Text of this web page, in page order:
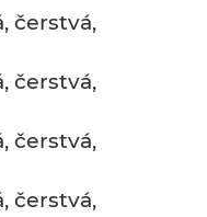
čerstvá,
čerstvá,
čerstvá,
čerstvá,